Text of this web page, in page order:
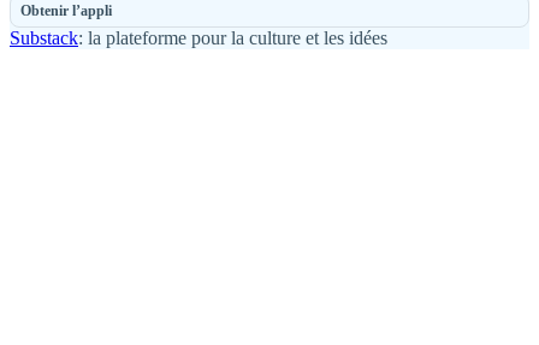
Obtenir l’appli
Substack: la plateforme pour la culture et les idées